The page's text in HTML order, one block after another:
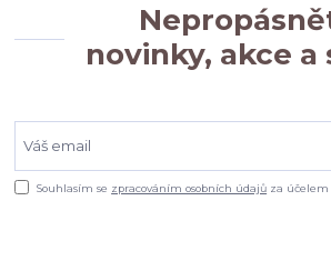
novinky, akce a
Souhlasím se zpracováním osobních údajů za účelem